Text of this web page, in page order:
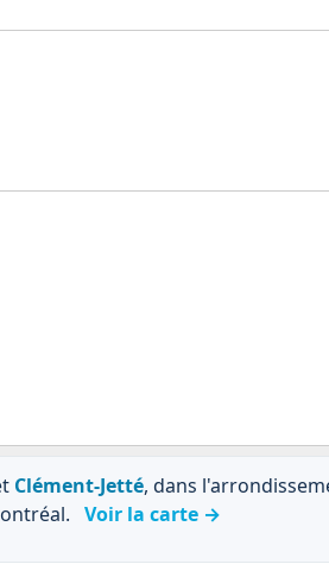
Clément-Jetté, dans
Voir la carte →